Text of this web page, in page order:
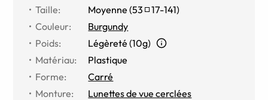
Taille: Moyenne (53 17-141)
Couleur:
Burgundy
Poids:
Légèreté (10g)
Matériau:
Plastique
Forme:
Carré
Monture:
Lunettes de vue cerclées